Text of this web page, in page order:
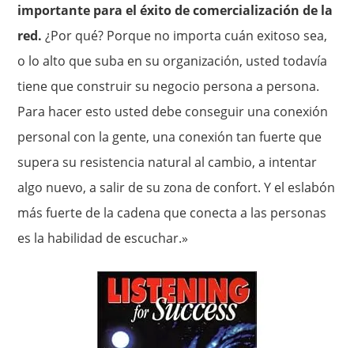
importante para el éxito de comercialización de la
red. ¿Por qué? Porque no importa cuán exitoso sea,
o lo alto que suba en su organización, usted todavía
tiene que construir su negocio persona a persona.
Para hacer esto usted debe conseguir una conexión
personal con la gente, una conexión tan fuerte que
supera su resistencia natural al cambio, a intentar
algo nuevo, a salir de su zona de confort. Y el eslabón
más fuerte de la cadena que conecta a las personas
es la habilidad de escuchar.»